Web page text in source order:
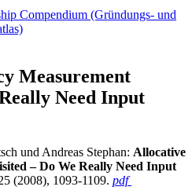
Compendium (Gründungs- und
Measurement
Need Input
und Andreas Stephan: Allocative
– Do We Really Need Input
(2008), 1093-1109. pdf